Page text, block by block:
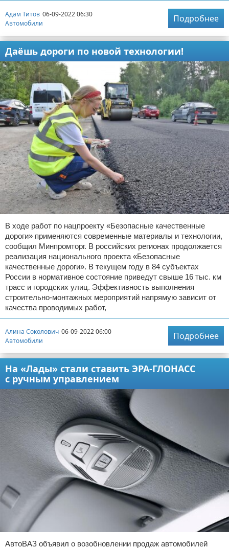
Адам Титов 06-09-2022 06:30
Автомобили
Подробнее
Даёшь дороги по новой технологии!
В ходе работ по нацпроекту «Безопасные качественные
дороги» применяются современные материалы и технологии,
сообщил Минпромторг. В российских регионах продолжается
реализация национального проекта «Безопасные
качественные дороги». В текущем году в 84 субъектах
России в нормативное состояние приведут свыше 16 тыс. км
трасс и городских улиц. Эффективность выполнения
строительно-монтажных мероприятий напрямую зависит от
качества проводимых работ,
Алина Соколович 06-09-2022 06:00
Автомобили
Подробнее
На «Лады» стали ставить ЭРА-ГЛОНАСС
с ручным управлением
АвтоВАЗ объявил о возобновлении продаж автомобилей